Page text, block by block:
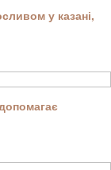
у казані,